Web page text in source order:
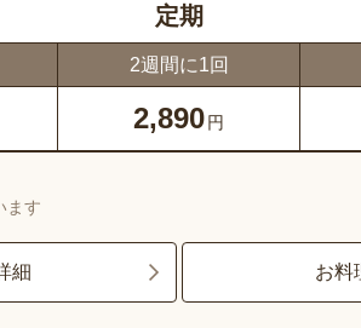
定期
2週間に1回
2,890円
ます
細 お料